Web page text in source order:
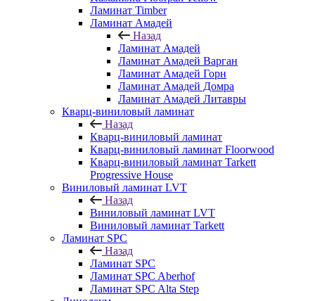
Ламинат Timber
Ламинат Амадей
Назад
Ламинат Амадей
Ламинат Амадей Варган
Ламинат Амадей Горн
Ламинат Амадей Домра
Ламинат Амадей Литавры
Кварц-виниловый ламинат
Назад
Кварц-виниловый ламинат
Кварц-виниловый ламинат Floorwood
Кварц-виниловый ламинат Tarkett
Progressive House
Виниловый ламинат LVT
Назад
Виниловый ламинат LVT
Виниловый ламинат Tarkett
Ламинат SPC
Назад
Ламинат SPC
Ламинат SPC Aberhof
Ламинат SPC Alta Step